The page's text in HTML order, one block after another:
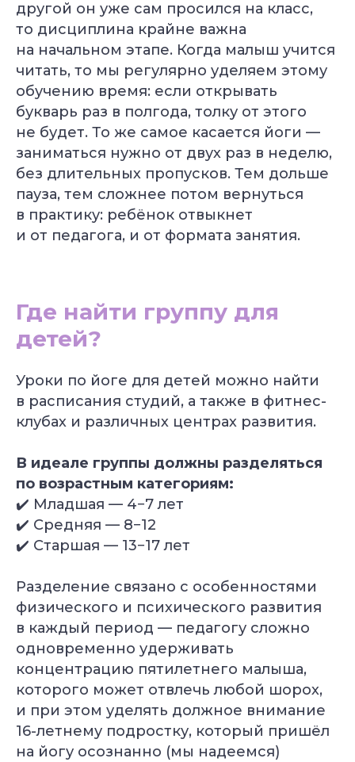
другой он уже сам просился на класс,
то дисциплина крайне важна
на начальном этапе. Когда малыш учится
читать, то мы регулярно уделяем этому
обучению время: если открывать
букварь раз в полгода, толку от этого
не будет. То же самое касается йоги —
заниматься нужно от двух раз в неделю,
без длительных пропусков. Тем дольше
пауза, тем сложнее потом вернуться
в практику: ребёнок отвыкнет
и от педагога, и от формата занятия.
Где найти группу для
детей?
Уроки по йоге для детей можно найти
в расписания студий, а также в фитнес-
клубах и различных центрах развития.
В идеале группы должны разделяться
по возрастным категориям:
✔️ Младшая — 4−7 лет
✔️ Средняя — 8−12
✔️ Старшая — 13−17 лет
Разделение связано с особенностями
физического и психического развития
в каждый период — педагогу сложно
одновременно удерживать
концентрацию пятилетнего малыша,
которого может отвлечь любой шорох,
и при этом уделять должное внимание
16-летнему подростку, который пришёл
на йогу осознанно (мы надеемся)
Бесплатно + бонус до 40 000 ₽
Подберём курс йоги
под вашу цель